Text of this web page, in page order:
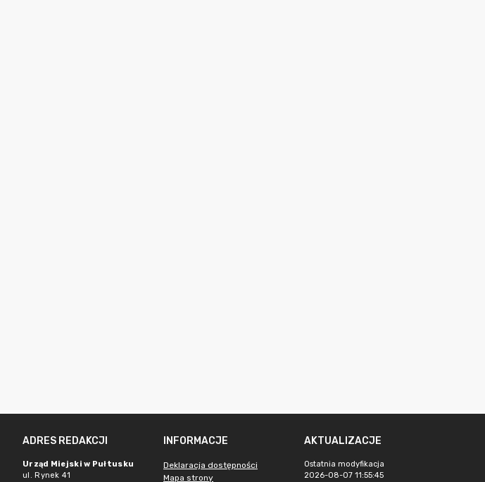
ADRES REDAKCJI
Urząd Miejski w Pułtusku
ul. Rynek 41
INFORMACJE
Deklaracja dostępności
Mapa strony
AKTUALIZACJE
Ostatnia modyfikacja
2026-08-07 11:55:45